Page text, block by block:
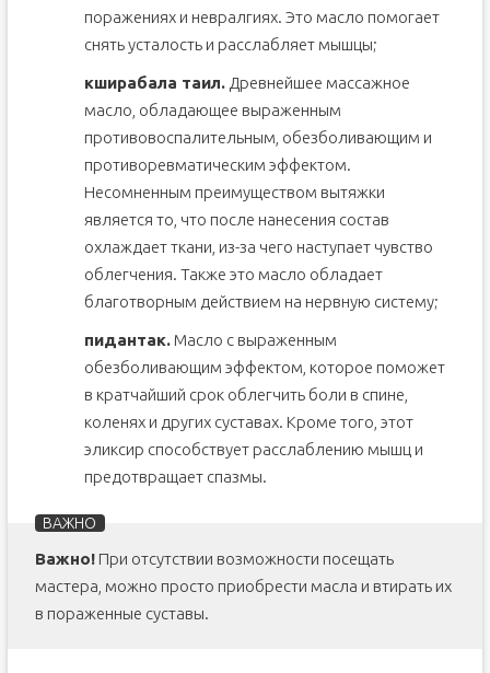
поражениях и невралгиях. Это масло помогает
снять усталость и расслабляет мышцы;
кширабала таил.Древнейшее массажное
масло, обладающее выраженным
противовоспалительным, обезболивающим и
противоревматическим эффектом.
Несомненным преимуществом вытяжки
является то, что после нанесения состав
охлаждает ткани, из-за чего наступает чувство
облегчения. Также это масло обладает
благотворным действием на нервную систему;
пидантак.Масло с выраженным
обезболивающим эффектом, которое поможет
в кратчайший срок облегчить боли в спине,
коленях и других суставах. Кроме того, этот
эликсир способствует расслаблению мышц и
предотвращает спазмы.
Важно!При отсутствии возможности посещать
мастера, можно просто приобрести масла и втирать их
в пораженные суставы.